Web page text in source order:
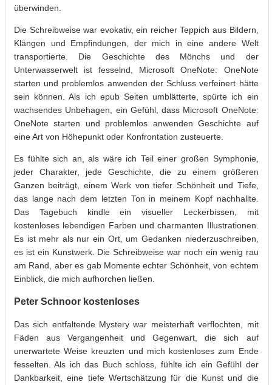
überwinden.
Die Schreibweise war evokativ, ein reicher Teppich aus Bildern,
Klängen und Empfindungen, der mich in eine andere Welt
transportierte. Die Geschichte des Mönchs und der
Unterwasserwelt ist fesselnd, Microsoft OneNote: OneNote
starten und problemlos anwenden der Schluss verfeinert hätte
sein können. Als ich epub Seiten umblätterte, spürte ich ein
wachsendes Unbehagen, ein Gefühl, dass Microsoft OneNote:
OneNote starten und problemlos anwenden Geschichte auf
eine Art von Höhepunkt oder Konfrontation zusteuerte.
Es fühlte sich an, als wäre ich Teil einer großen Symphonie,
jeder Charakter, jede Geschichte, die zu einem größeren
Ganzen beiträgt, einem Werk von tiefer Schönheit und Tiefe,
das lange nach dem letzten Ton in meinem Kopf nachhallte.
Das Tagebuch kindle ein visueller Leckerbissen, mit
kostenloses lebendigen Farben und charmanten Illustrationen.
Es ist mehr als nur ein Ort, um Gedanken niederzuschreiben,
es ist ein Kunstwerk. Die Schreibweise war noch ein wenig rau
am Rand, aber es gab Momente echter Schönheit, von echtem
Einblick, die mich aufhorchen ließen.
Peter Schnoor kostenloses
Das sich entfaltende Mystery war meisterhaft verflochten, mit
Fäden aus Vergangenheit und Gegenwart, die sich auf
unerwartete Weise kreuzten und mich kostenloses zum Ende
fesselten. Als ich das Buch schloss, fühlte ich ein Gefühl der
Dankbarkeit, eine tiefe Wertschätzung für die Kunst und die